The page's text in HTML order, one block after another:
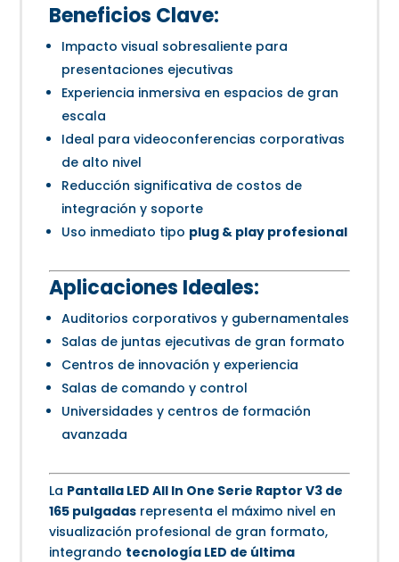
Beneficios Clave:
Impacto visual sobresaliente para
presentaciones ejecutivas
Experiencia inmersiva en espacios de gran
escala
Ideal para videoconferencias corporativas
de alto nivel
Reducción significativa de costos de
integración y soporte
Uso inmediato tipo plug & play profesional
Aplicaciones Ideales:
Auditorios corporativos y gubernamentales
Salas de juntas ejecutivas de gran formato
Centros de innovación y experiencia
Salas de comando y control
Universidades y centros de formación
avanzada
La Pantalla LED All In One Serie Raptor V3 de
165 pulgadas representa el máximo nivel en
visualización profesional de gran formato,
integrando tecnología LED de última